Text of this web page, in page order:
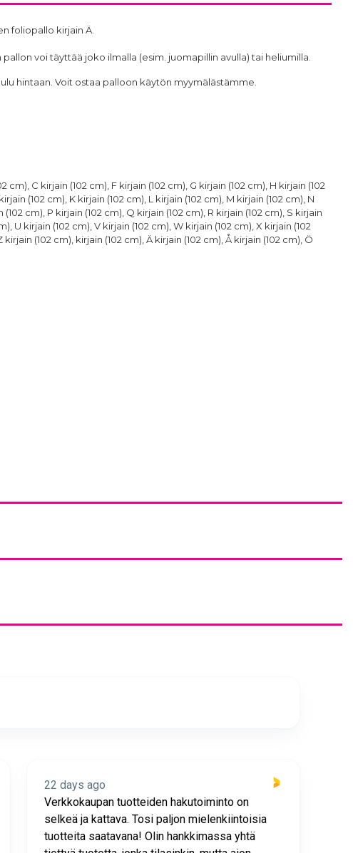
foliopallo kirjain Ä.
pallon voi täyttää joko ilmalla (esim. juomapillin avulla) tai heliumilla.
hintaan. Voit ostaa palloon käytön myymälästämme.
cm), C kirjain (102 cm), F kirjain (102 cm), G kirjain (102 cm), H kirjain (102
(102 cm), K kirjain (102 cm), L kirjain (102 cm), M kirjain (102 cm), N
cm), P kirjain (102 cm), Q kirjain (102 cm), R kirjain (102 cm), S kirjain
U kirjain (102 cm), V kirjain (102 cm), W kirjain (102 cm), X kirjain (102
kirjain (102 cm), kirjain (102 cm), Ä kirjain (102 cm), Å kirjain (102 cm), Ö
22 days ago
Verkkokaupan tuotteiden hakutoiminto on
selkeä ja kattava. Tosi paljon mielenkiintoisia
tuotteita saatavana! Olin hankkimassa yhtä